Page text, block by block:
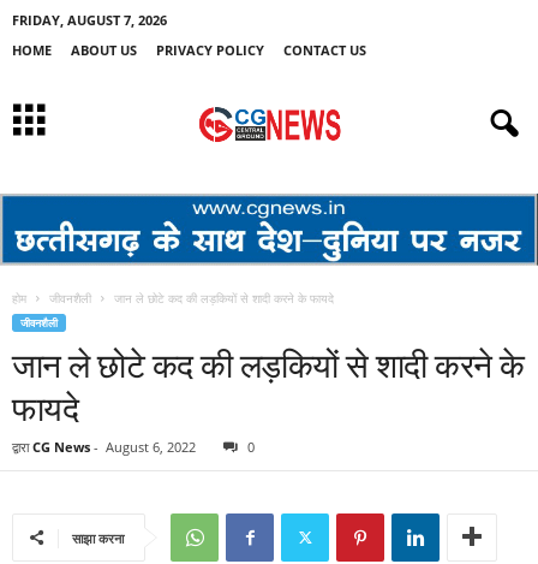
FRIDAY, AUGUST 7, 2026
HOME
ABOUT US PRIVACY POLICY CONTACT US
होम जीवनशैली जान ले छोटे कद की लड़कियों से शादी करने के फायदे
जीवनशैली
जान ले छोटे कद की लड़कियों से शादी करने के
फायदे
द्वारा CG News - August 6, 2022 0
साझा करना